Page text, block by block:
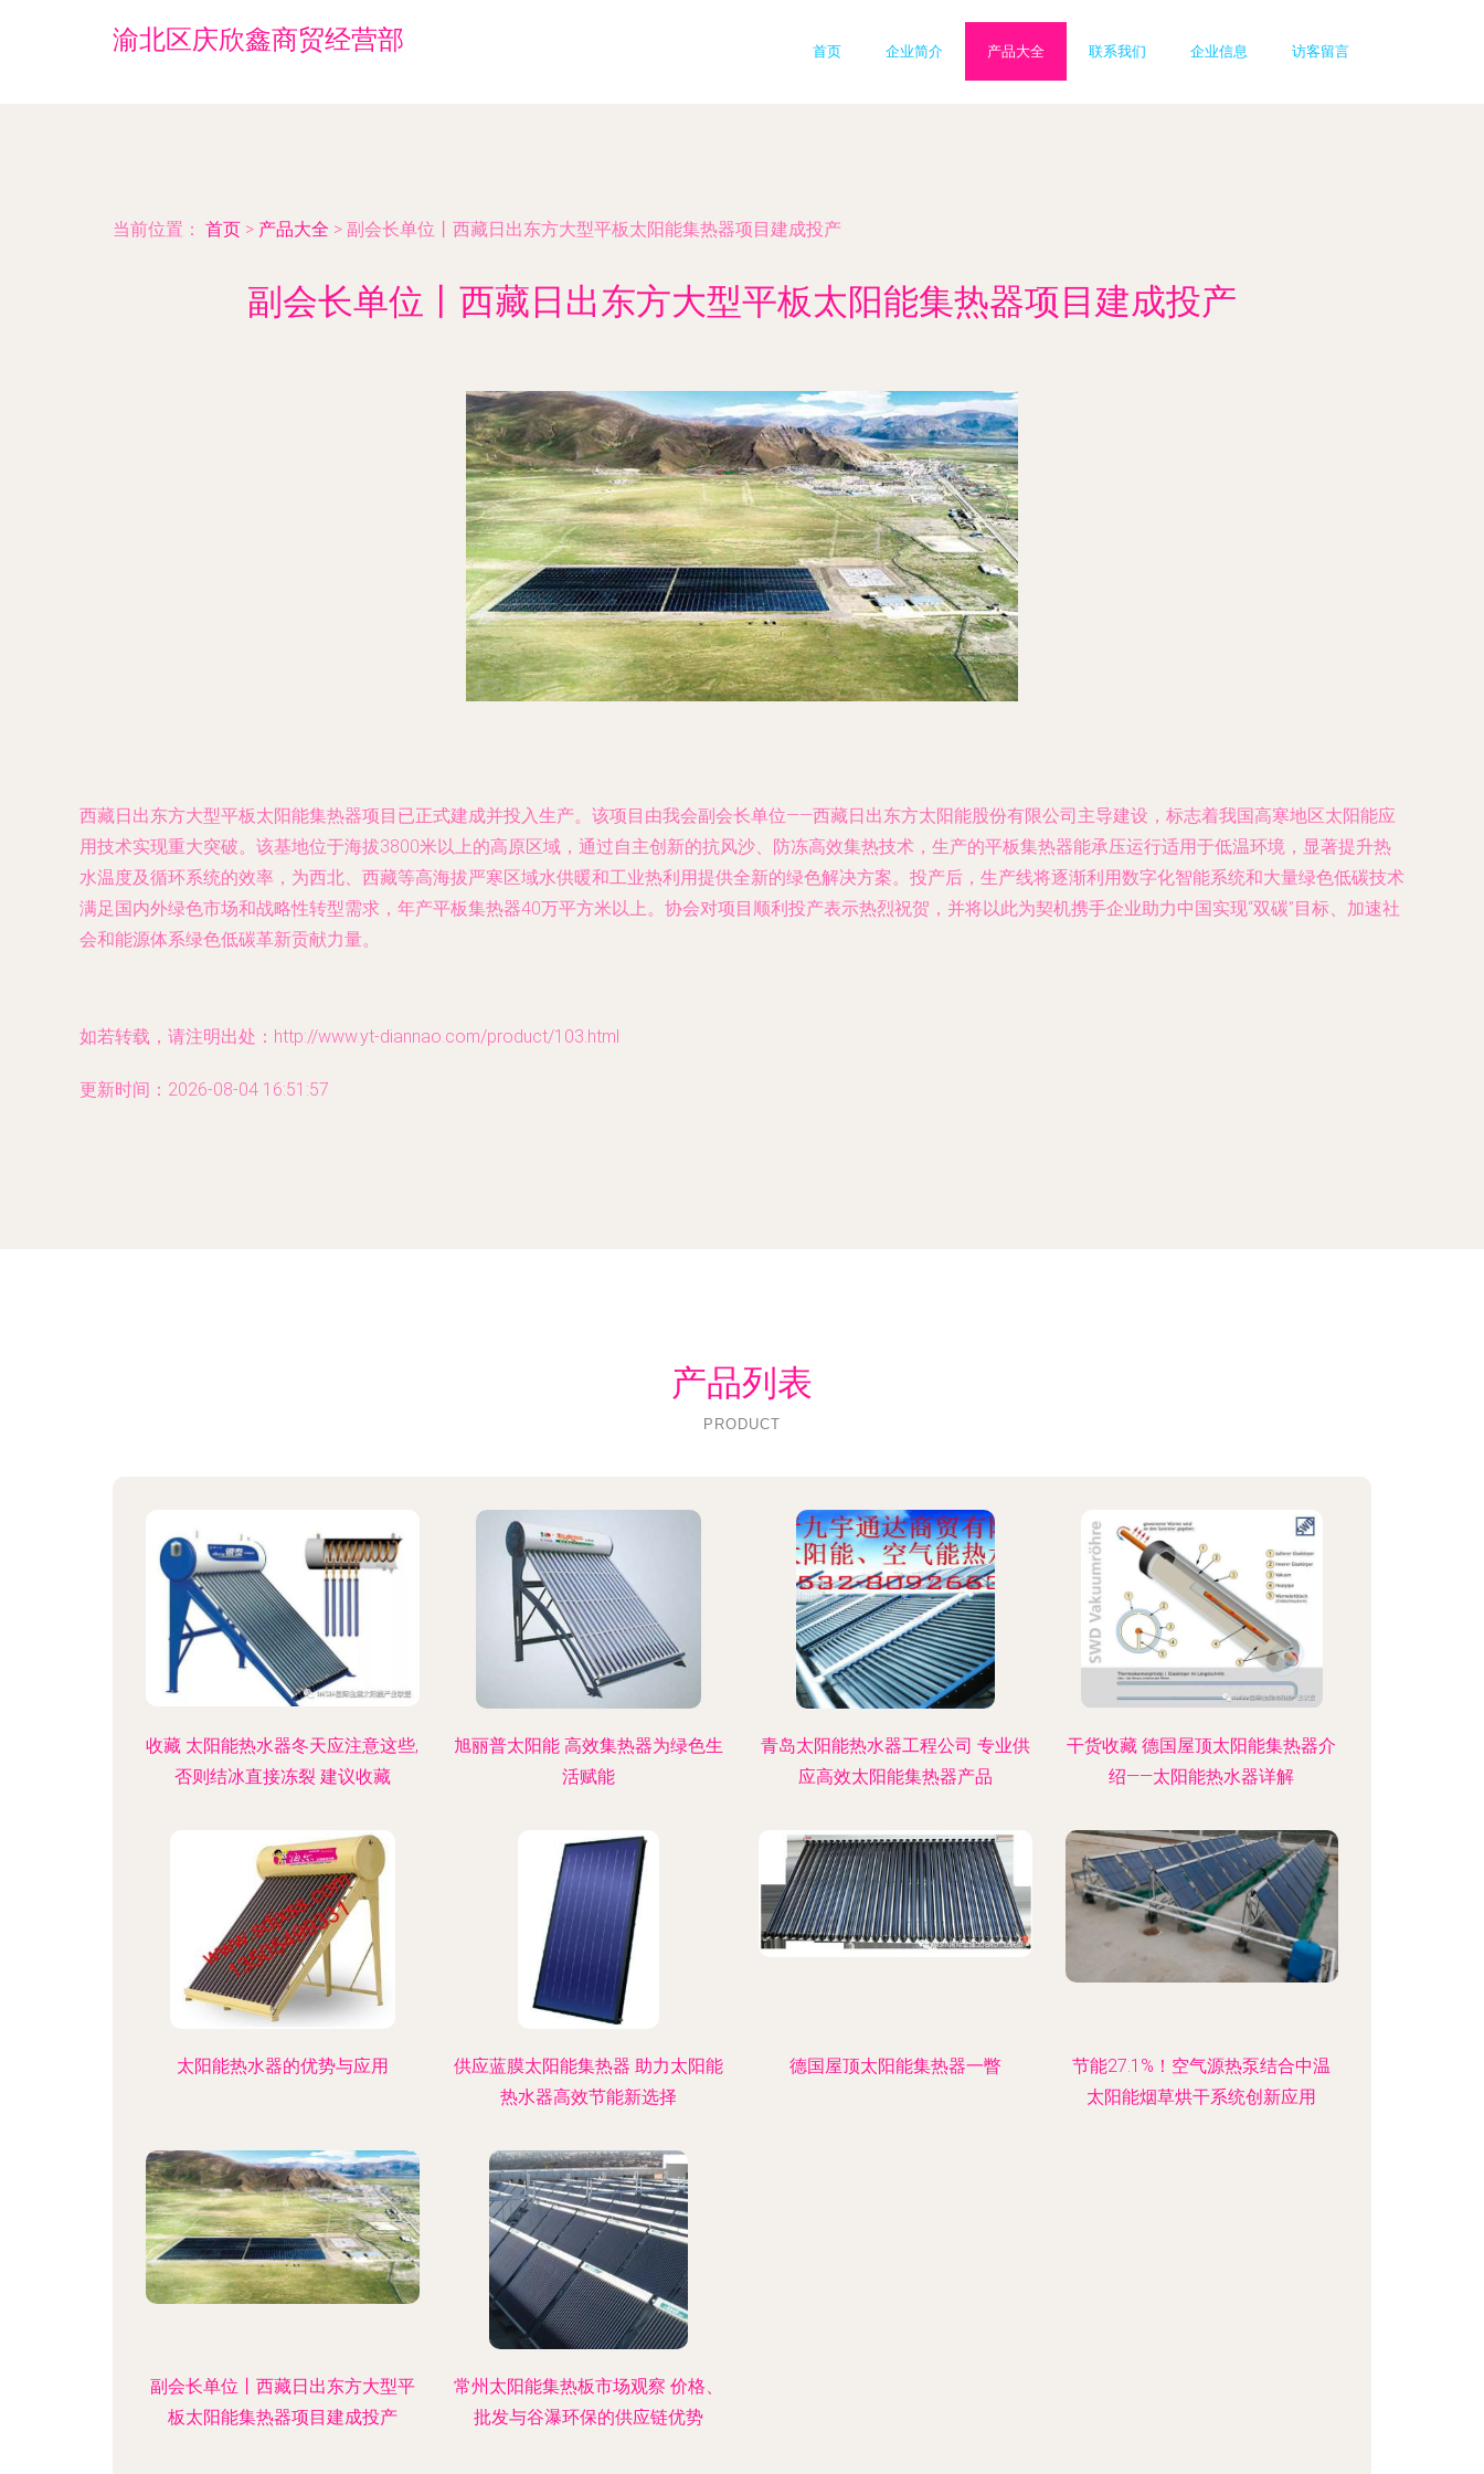
渝北区庆欣鑫商贸经营部 首页 企业简介 产品大全 联系我们 企业信息 访客留言
当前位置： 首页 > 产品大全 > 副会长单位丨西藏日出东方大型平板太阳能集热器项目建成投产
副会长单位丨西藏日出东方大型平板太阳能集热器项目建成投产
西藏日出东方大型平板太阳能集热器项目已正式建成并投入生产。该项目由我会副会长单位——西藏日出东方太阳能股份有限公司主导建设，标志着我国高寒地区太阳能应
用技术实现重大突破。该基地位于海拔3800米以上的高原区域，通过自主创新的抗风沙、防冻高效集热技术，生产的平板集热器能承压运行适用于低温环境，显著提升热
水温度及循环系统的效率，为西北、西藏等高海拔严寒区域水供暖和工业热利用提供全新的绿色解决方案。投产后，生产线将逐渐利用数字化智能系统和大量绿色低碳技术
满足国内外绿色市场和战略性转型需求，年产平板集热器40万平方米以上。协会对项目顺利投产表示热烈祝贺，并将以此为契机携手企业助力中国实现“双碳”目标、加速社
会和能源体系绿色低碳革新贡献力量。
如若转载，请注明出处：http://www.yt-diannao.com/product/103.html
更新时间：2026-08-04 16:51:57
产品列表
PRODUCT
收藏 太阳能热水器冬天应注意这些,
否则结冰直接冻裂 建议收藏
旭丽普太阳能 高效集热器为绿色生
活赋能
青岛太阳能热水器工程公司 专业供
应高效太阳能集热器产品
干货收藏 德国屋顶太阳能集热器介
绍——太阳能热水器详解
太阳能热水器的优势与应用
供应蓝膜太阳能集热器 助力太阳能
热水器高效节能新选择
德国屋顶太阳能集热器一瞥
节能27.1%！空气源热泵结合中温
太阳能烟草烘干系统创新应用
副会长单位丨西藏日出东方大型平
板太阳能集热器项目建成投产
常州太阳能集热板市场观察 价格、
批发与谷瀑环保的供应链优势